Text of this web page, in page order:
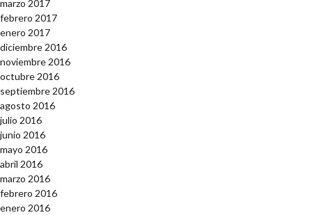
marzo 2017
febrero 2017
enero 2017
diciembre 2016
noviembre 2016
octubre 2016
septiembre 2016
agosto 2016
julio 2016
junio 2016
mayo 2016
abril 2016
marzo 2016
febrero 2016
enero 2016